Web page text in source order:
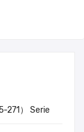
271） Serie